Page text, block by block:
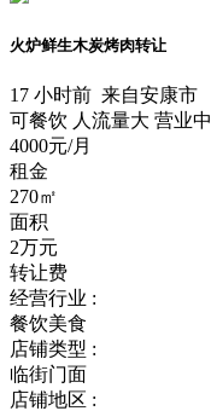
火炉鲜生木炭烤肉转让
17 小时前 来自安康市
可餐饮 人流量大 营业中
4000元/月
租金
270㎡
面积
2万元
转让费
经营行业 :
餐饮美食
店铺类型 :
临街门面
店铺地区 :